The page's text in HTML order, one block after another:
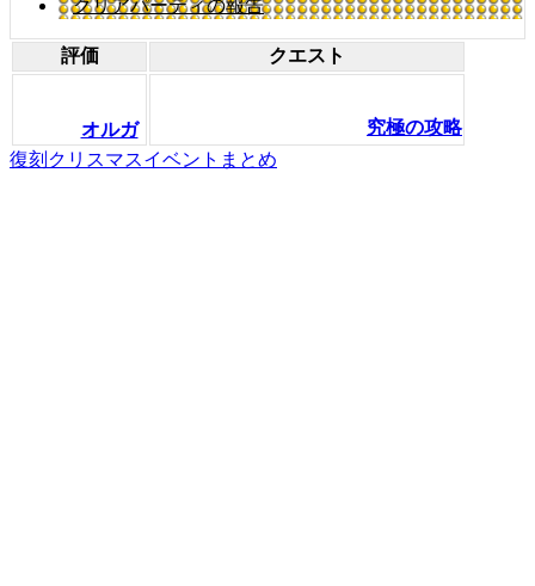
クリアパーティの報告
評価 クエスト
オルガ
究極の攻略
復刻クリスマスイベントまとめ